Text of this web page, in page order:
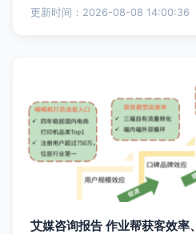
更新时间：2026-08-08 14:00:36
艾媒咨询报告 作业帮获客效率